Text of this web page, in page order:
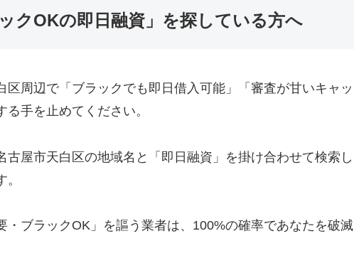
クOKの即日融資」を探している方へ
周辺で「ブラックでも即日借入可能」「審査が甘いキャッ
手を止めてください。
古屋市天白区の地域名と「即日融資」を掛け合わせて検索し
・ブラックOK」を謳う業者は、100%の確率であなたを破滅